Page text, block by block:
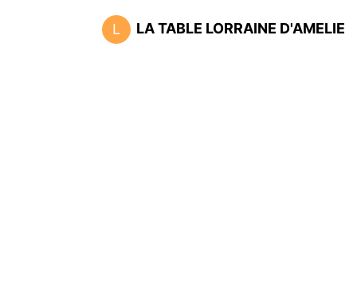
L LA TABLE LORRAINE D'AMELIE